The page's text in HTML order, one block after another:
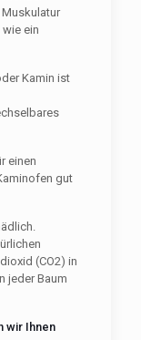
ein
Kamin ist
einen
gut
(CO2) in
jeder Baum
wir Ihnen